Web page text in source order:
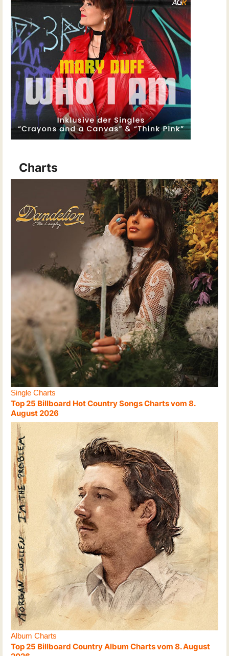
Charts
Single Charts
Top 25 Billboard Hot Country Songs Charts vom 8.
August 2026
Album Charts
Top 25 Billboard Country Album Charts vom 8. August